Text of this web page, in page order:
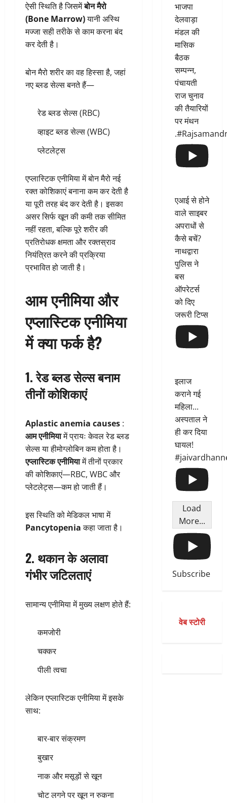
ऐसी स्थिति है जिसमेंबोन मैरो
(Bone Marrow)यानी अस्थि
मज्जा सही तरीके से काम करना बंद
कर देती है।
बोन मैरो शरीर का वह हिस्सा है, जहां
नए ब्लड सेल्स बनते हैं—
रेड ब्लड सेल्स (RBC)
व्हाइट ब्लड सेल्स (WBC)
प्लेटलेट्स
एप्लास्टिक एनीमिया में बोन मैरो नई
रक्त कोशिकाएं बनाना कम कर देती है
या पूरी तरह बंद कर देती है। इसका
असर सिर्फ खून की कमी तक सीमित
नहीं रहता, बल्कि पूरे शरीर की
प्रतिरोधक क्षमता और रक्तस्राव
नियंत्रित करने की प्रक्रिया
प्रभावित हो जाती है।
आम एनीमिया और
एप्लास्टिक एनीमिया
में क्या फर्क है?
1. रेड ब्लड सेल्स बनाम
तीनों कोशिकाएं
Aplastic anemia causes :
आम एनीमियामें प्रायः केवल रेड ब्लड
सेल्स या हीमोग्लोबिन कम होता है।
एप्लास्टिक एनीमियामें तीनों प्रकार
की कोशिकाएं—RBC, WBC और
प्लेटलेट्स—कम हो जाती हैं।
इस स्थिति को मेडिकल भाषा में
Pancytopeniaकहा जाता है।
2. थकान के अलावा
गंभीर जटिलताएं
सामान्य एनीमिया में मुख्य लक्षण होते हैं:
कमजोरी
चक्कर
पीली त्वचा
लेकिन एप्लास्टिक एनीमिया में इसके
साथ:
बार-बार संक्रमण
बुखार
नाक और मसूड़ों से खून
चोट लगने पर खून न रुकना
भाजपा
देलवाड़ा
मंडल की
मासिक
बैठक
सम्पन्न,
पंचायती
राज चुनाव
की तैयारियों
पर मंथन
एआई से होने
वाले साइबर
अपराधों से
कैसे बचें?
नाथद्वारा
पुलिस ने
बस
ऑपरेटर्स
को दिए
जरूरी टिप्स
इलाज
कराने गई
महिला...
अस्पताल ने
ही कर दिया
घायल!
Load
More...
Subscribe
वेब स्टोरी